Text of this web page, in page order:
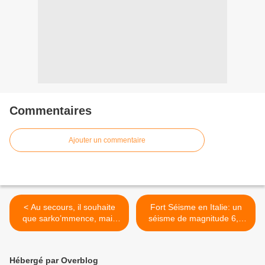
Commentaires
Ajouter un commentaire
< Au secours, il souhaite
que sarko’mmence, mais
les français ne sont pas
Fort Séisme en Italie: un
séisme de magnitude 6,2
fait au moins dix morts dans
Hébergé par Overblog